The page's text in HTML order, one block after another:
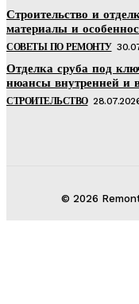
Строительство и
материалы и
СОВЕТЫ ПО РЕМОНТУ
Отделка сруба под
нюансы внутренней и
СТРОИТЕЛЬСТВО
© 2026